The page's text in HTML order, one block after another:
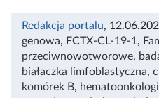
Redakcja portalu,
genowa, FCTX-CL-19-1 ,
przeciwnowotworowe,
białaczka limfoblastyczna,
komórek B,